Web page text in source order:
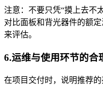
注意：不要只凭“摸上去不
对比面板和背光器件的额
来评估。
6.运维与使用环节的合
在项目交付时，说明推荐